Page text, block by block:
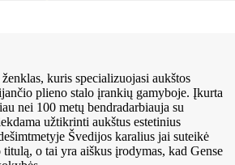
kuris specializuojasi aukštos
plieno stalo įrankių gamyboje. Įkurta
nei 100 metų bendradarbiauja su
užtikrinti aukštus estetinius
Švedijos karalius jai suteikė
o tai yra aiškus įrodymas, kad Gense